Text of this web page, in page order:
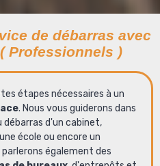
de débarras avec
Professionnels )
étapes nécessaires à un
. Nous vous guiderons dans
débarras d'un cabinet,
école ou encore un
parlerons également des